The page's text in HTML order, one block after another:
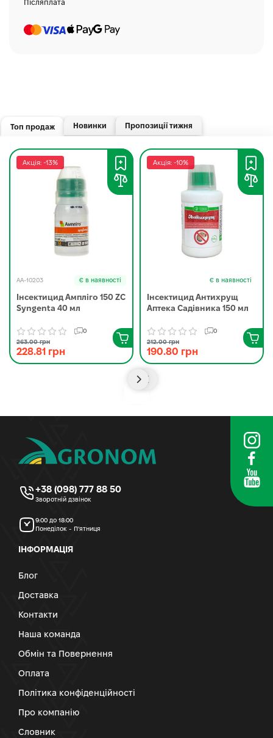
Післяплата
Топ продаж Новинки Пропозиції тижня
Акція: -13%
AA-10203 Є в наявності
Інсектицид Ампліго 150 ZC
Syngenta 40 мл
0
263.00 грн
228.81 грн
Акція: -10%
Є в наявності
Інсектицид Антихрущ
Аптека Садівника 150 мл
0
212.00 грн
190.80 грн
+38 (098) 777 88 50
Зворотній дзвінок
9:00 до 18:00
Понеділок - П’ятниця
ІНФОРМАЦІЯ
Блог
Доставка
Контакти
Наша команда
Обмін та Повернення
Оплата
Політика конфіденційності
Про компанію
Словник